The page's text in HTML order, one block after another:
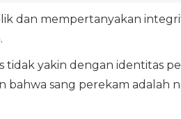
dan mempertanyakan
tidak yakin dengan identitas
sang perekam adalah